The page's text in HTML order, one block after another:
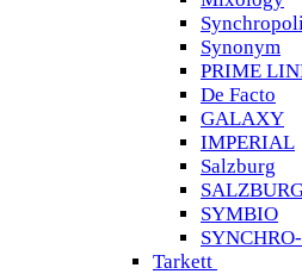
Synonym
PRIME
De Facto
GALAXY
IMPERIAL
Salzburg
SYMBIO
Tarkett